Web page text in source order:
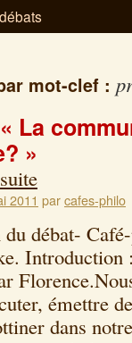
débats
mot-clef :
La
»
2011 parcafes-philo
débat-
Introduction
émettre
dans